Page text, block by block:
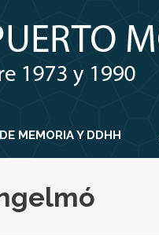
MEMORIA Y DDHH